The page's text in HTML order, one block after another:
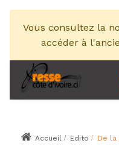
Vous consultez la
accéder à
Accueil Edito De la